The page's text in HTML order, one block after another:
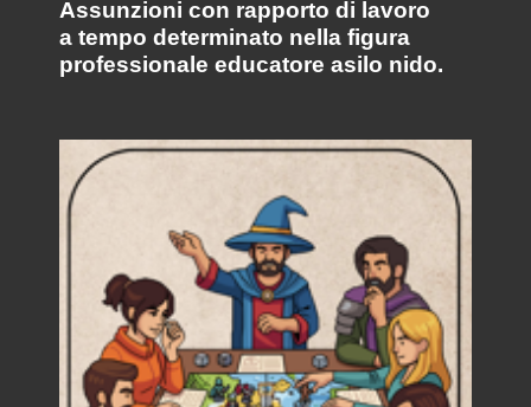
Assunzioni con rapporto di lavoro
a tempo determinato nella figura
professionale educatore asilo nido.